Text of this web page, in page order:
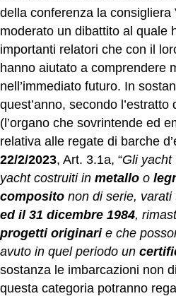
della conferenza la consigliera
moderato un dibattito al quale
importanti relatori che con il
hanno aiutato a comprendere
nell’immediato futuro. In
quest’anno, secondo l’estratto
(l’organo che sovrintende ed
relativa alle regate di barche
22/2/2023, Art. 3.1a, “Gli yacht
yacht costruiti in metallo o
composito non di serie, varati
ed il 31 dicembre 1984,
progetti originarie che
avuto in quel periodo un
sostanza le imbarcazioni non
questa categoria potranno